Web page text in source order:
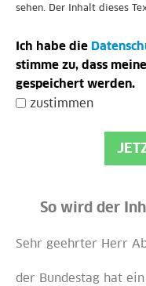
sehen. Der Inhalt dieses
Ich habe die
stimme zu, dass
gespeichert werden.
zustimmen
So wird der
Sehr geehrter Herr
der Bundestag hat